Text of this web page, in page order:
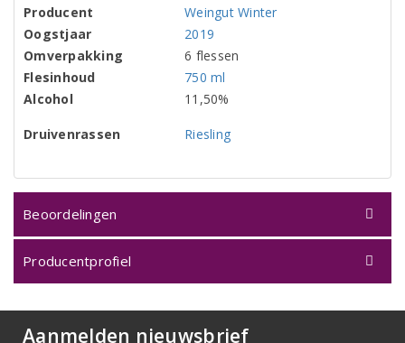
Producent
Weingut Winter
Oogstjaar
2019
Omverpakking
6 flessen
Flesinhoud
750 ml
Alcohol
11,50%
Druivenrassen Riesling
Beoordelingen
Producentprofiel
Aanmelden nieuwsbrief